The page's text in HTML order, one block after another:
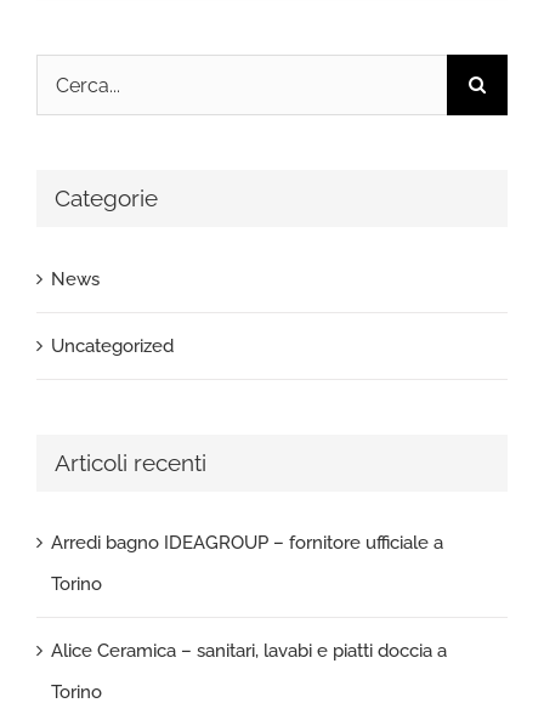
Cerca
per:
Categorie
News
Uncategorized
Articoli recenti
Arredi bagno IDEAGROUP – fornitore ufficiale a
Torino
Alice Ceramica – sanitari, lavabi e piatti doccia a
Torino